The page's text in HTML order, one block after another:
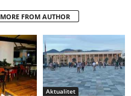
MORE FROM AUTHOR
Aktualitet